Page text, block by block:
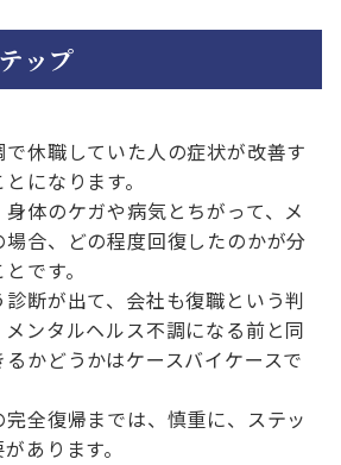
ップ
休職していた人の症状が改善す
になります。
体のケガや病気とちがって、メ
合、どの程度回復したのかが分
です。
断が出て、会社も復職という判
ンタルヘルス不調になる前と同
かどうかはケースバイケースで
全復帰までは、慎重に、ステッ
あります。